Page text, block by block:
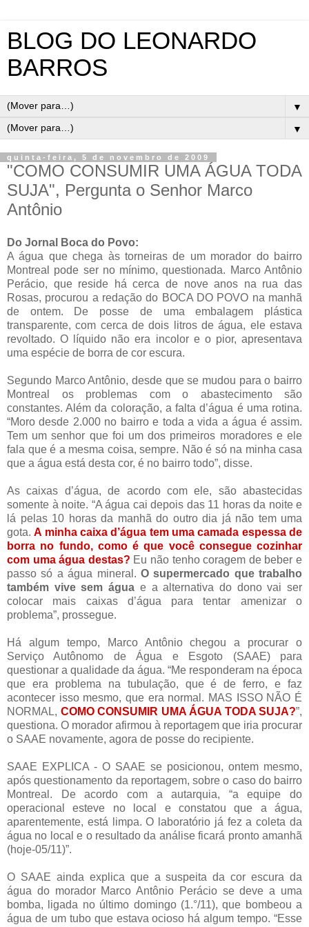
BLOG DO LEONARDO
BARROS
▼
▼
quinta-feira, 5 de novembro de 2009
"COMO CONSUMIR UMA ÁGUA TODA
SUJA", Pergunta o Senhor Marco
Antônio
Do Jornal Boca do Povo:
A água que chega às torneiras de um morador do bairro
Montreal pode ser no mínimo, questionada. Marco Antônio
Perácio, que reside há cerca de nove anos na rua das
Rosas, procurou a redação do BOCA DO POVO na manhã
de ontem. De posse de uma embalagem plástica
transparente, com cerca de dois litros de água, ele estava
revoltado. O líquido não era incolor e o pior, apresentava
uma espécie de borra de cor escura.
Segundo Marco Antônio, desde que se mudou para o bairro
Montreal os problemas com o abastecimento são
constantes. Além da coloração, a falta d’água é uma rotina.
“Moro desde 2.000 no bairro e toda a vida a água é assim.
Tem um senhor que foi um dos primeiros moradores e ele
fala que é a mesma coisa, sempre. Não é só na minha casa
que a água está desta cor, é no bairro todo”, disse.
As caixas d’água, de acordo com ele, são abastecidas
somente à noite. “A água cai depois das 11 horas da noite e
lá pelas 10 horas da manhã do outro dia já não tem uma
gota.A minha caixa d’água tem uma camada espessa de
borra no fundo, como é que você consegue cozinhar
com uma água destas? Eu não tenho coragem de beber e
passo só a água mineral. O supermercado que trabalho
também vive sem água e a alternativa do dono vai ser
colocar mais caixas d’água para tentar amenizar o
problema”, prossegue.
Há algum tempo, Marco Antônio chegou a procurar o
Serviço Autônomo de Água e Esgoto (SAAE) para
questionar a qualidade da água. “Me responderam na época
que era problema na tubulação, que é de ferro, e faz
acontecer isso mesmo, que era normal. MAS ISSO NÃO É
NORMAL, COMO CONSUMIR UMA ÁGUA TODA SUJA?”,
questiona. O morador afirmou à reportagem que iria procurar
o SAAE novamente, agora de posse do recipiente.
SAAE EXPLICA - O SAAE se posicionou, ontem mesmo,
após questionamento da reportagem, sobre o caso do bairro
Montreal. De acordo com a autarquia, “a equipe do
operacional esteve no local e constatou que a água,
aparentemente, está limpa. O laboratório já fez a coleta da
água no local e o resultado da análise ficará pronto amanhã
(hoje-05/11)”.
O SAAE ainda explica que a suspeita da cor escura da
água do morador Marco Antônio Perácio se deve a uma
bomba, ligada no último domingo (1.°/11), que bombeou a
água de um tubo que estava ocioso há algum tempo. “Esse